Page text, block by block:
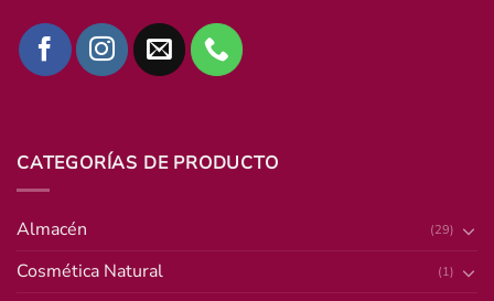
CATEGORÍAS DE PRODUCTO
Almacén (29)
Cosmética Natural (1)